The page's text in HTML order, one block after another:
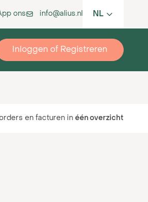
ons info@alius.nl NL
Inloggen of Registreren
en facturen in één overzicht